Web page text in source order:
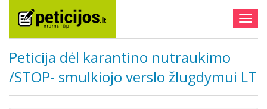
Peticija dėl karantino nutraukimo
/STOP- smulkiojo verslo žlugdymui LT